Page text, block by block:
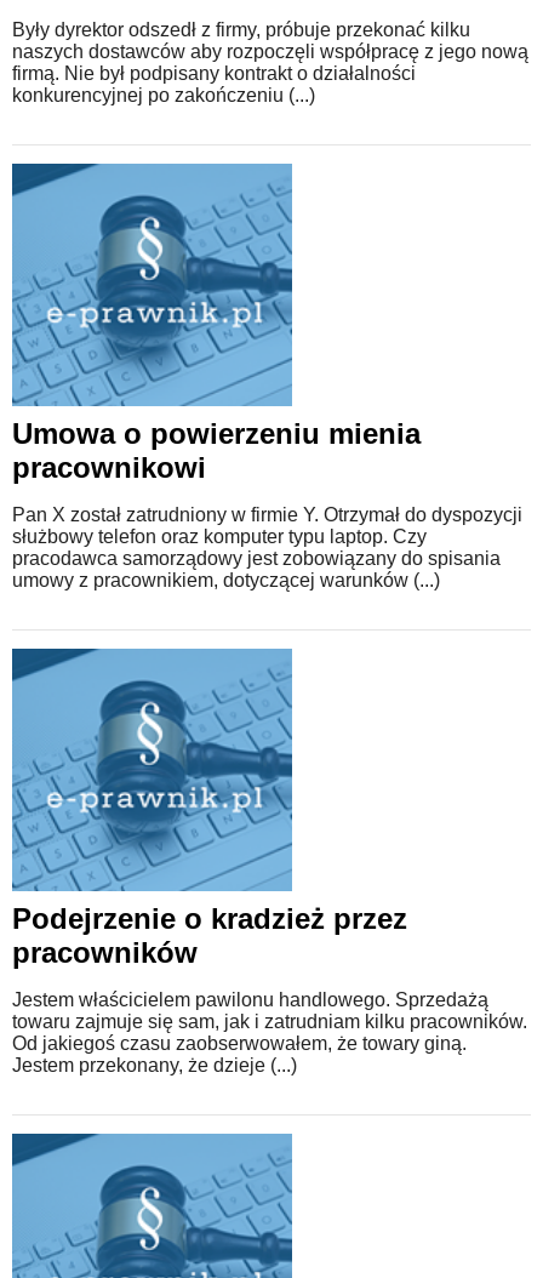
Były dyrektor odszedł z firmy, próbuje przekonać kilku
naszych dostawców aby rozpoczęli współpracę z jego nową
firmą. Nie był podpisany kontrakt o działalności
konkurencyjnej po zakończeniu (...)
Umowa o powierzeniu mienia
pracownikowi
Pan X został zatrudniony w firmie Y. Otrzymał do dyspozycji
służbowy telefon oraz komputer typu laptop. Czy
pracodawca samorządowy jest zobowiązany do spisania
umowy z pracownikiem, dotyczącej warunków (...)
Podejrzenie o kradzież przez
pracowników
Jestem właścicielem pawilonu handlowego. Sprzedażą
towaru zajmuje się sam, jak i zatrudniam kilku pracowników.
Od jakiegoś czasu zaobserwowałem, że towary giną.
Jestem przekonany, że dzieje (...)